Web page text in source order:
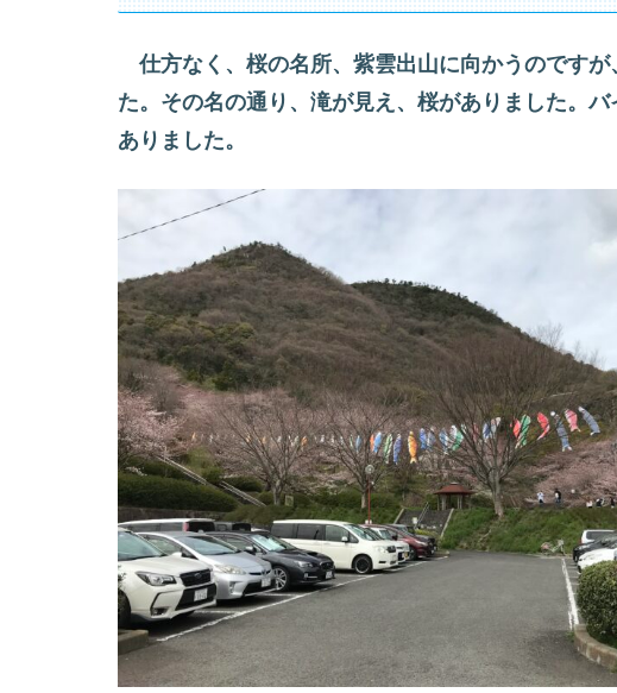
仕方なく、桜の名所、紫雲出山に向かうのです
た。その名の通り、滝が見え、桜がありました。
ありました。